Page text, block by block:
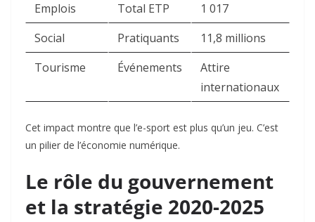
Emplois
Total ETP
1 017
Social
Pratiquants
11,8 millions
Tourisme
Événements
Attire
internationaux
Cet impact montre que l’e-sport est plus qu’un jeu. C’est
un pilier de l’économie numérique.
Le rôle du gouvernement
et la stratégie 2020-2025